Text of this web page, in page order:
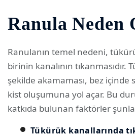
Ranula Neden
Ranulanın temel nedeni,
birinin kanalının
şekilde akamaması, bez içinde
kist oluşumuna yol açar. Bu
katkıda bulunan faktörler
Tükürük kanallarında